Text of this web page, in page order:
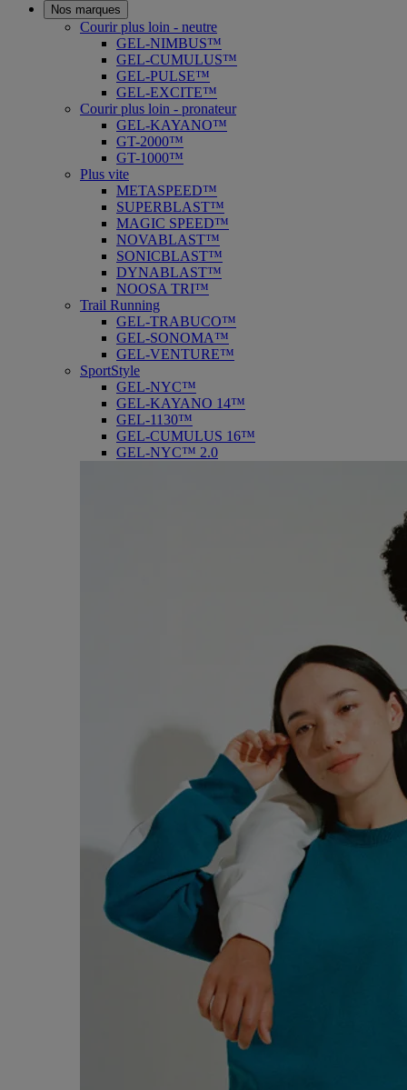
Nos marques
Courir plus loin - neutre
GEL-NIMBUS™
GEL-CUMULUS™
GEL-PULSE™
GEL-EXCITE™
Courir plus loin - pronateur
GEL-KAYANO™
GT-2000™
GT-1000™
Plus vite
METASPEED™
SUPERBLAST™
MAGIC SPEED™
NOVABLAST™
SONICBLAST™
DYNABLAST™
NOOSA TRI™
Trail Running
GEL-TRABUCO™
GEL-SONOMA™
GEL-VENTURE™
SportStyle
GEL-NYC™
GEL-KAYANO 14™
GEL-1130™
GEL-CUMULUS 16™
GEL-NYC™ 2.0